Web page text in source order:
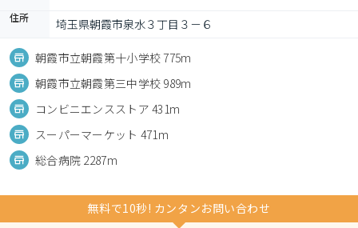
住所 埼玉県朝霞市泉水３丁目３－６
朝霞市立朝霞第十小学校 775m
朝霞市立朝霞第三中学校 989m
コンビニエンスストア 431m
スーパーマーケット 471m
総合病院 2287m
無料で10秒! カンタンお問い合わせ